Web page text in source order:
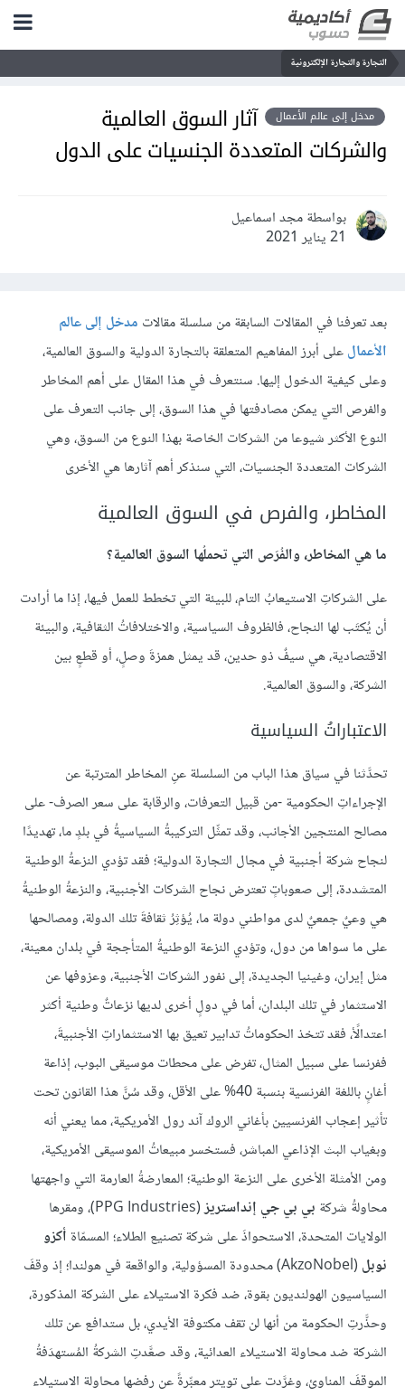
التجارة والتجارة الإلكترونية
مدخل إلى عالم الأعمال
آثار السوق العالمية
والشركات المتعددة الجنسيات على الدول
بواسطة مجد اسماعيل
21 يناير 2021
بعد تعرفنا في المقالات السابقة من سلسلة مقالات مدخل إلى عالم
الأعمالعلى أبرز المفاهيم المتعلقة بالتجارة الدولية والسوق العالمية،
وعلى كيفية الدخول إليها. سنتعرف في هذا المقال على أهم المخاطر
والفرص التي يمكن مصادفتها في هذا السوق، إلى جانب التعرف على
النوع الأكثر شيوعا من الشركات الخاصة بهذا النوع من السوق، وهي
الشركات المتعددة الجنسيات، التي سنذكر أهم آثارها هي الأخرى
المخاطر، والفرص في السوق العالمية
ما هي المخاطر، والفُرَص التي تحملُها السوق العالمية؟
على الشركاتِ الاستيعابُ التام، للبيئة التي تخطط للعمل فيها، إذا ما أرادت
أن يُكتَب لها النجاح، فالظروف السياسية، والاختلافاتُ الثقافية، والبيئة
الاقتصادية، هي سيفٌ ذو حدين، قد يمثل همزةَ وصلٍ، أو قطعٍ بين
الشركة، والسوق العالمية.
الاعتباراتُ السياسية
تحدَّثنا في سياق هذا الباب من السلسلة عنِ المخاطر المترتبة عن
الإجراءاتِ الحكومية -من قبيل التعرفات، والرقابة على سعر الصرف- على
مصالح المنتجين الأجانب، وقد تمثِّل التركيبةُ السياسيةُ في بلدٍ ما، تهديدًا
لنجاح شركة أجنبية في مجال التجارة الدولية؛ فقد تؤدي النزعةُ الوطنية
المتشددة، إلى صعوباتٍ تعترض نجاح الشركات الأجنبية، والنزعةُ الوطنيةُ
هي وعيٌ جمعيٌ لدى مواطني دولة ما، يُؤثِرُ ثقافةَ تلك الدولة، ومصالحها
على ما سواها من دول، وتؤدي النزعة الوطنيةُ المتأججة في بلدان معينة،
مثل إيران، وغينيا الجديدة، إلى نفور الشركات الأجنبية، وعزوفها عن
الاستثمار في تلك البلدان، أما في دولٍ أخرى لديها نزعاتٌ وطنية أكثر
اعتدالًأ، فقد تتخذ الحكوماتُ تدابير تعيق بها الاستثماراتِ الأجنبيةَ،
ففرنسا على سبيل المثال، تفرض على محطات موسيقى البوب، إذاعة
أغانٍ باللغة الفرنسية بنسبة 40% على الأقل، وقد سُنَّ هذا القانون تحت
تأثير إعجاب الفرنسيين بأغاني الروك آند رول الأمريكية، مما يعني أنه
وبغياب البث الإذاعي المباشر، فستخسر مبيعاتُ الموسيقى الأمريكية،
ومن الأمثلة الأخرى على النزعة الوطنية؛ المعارضةُ العارمة التي واجهتها
محاولةُ شركة بي بي جي إنداستريز
(PPG Industries)، ومقرها
الولايات المتحدة، الاستحواذَ على شركة تصنيع الطلاء؛ المسمّاة أكزو
نوبل
(AkzoNobel) محدودة المسؤولية، والواقعة في هولندا؛ إذ وقفَ
السياسيون الهولنديون بقوة، ضد فكرة الاستيلاء على الشركة المذكورة،
وحذَّرتِ الحكومة من أنها لن تقف مكتوفة الأيدي، بل ستدافع عن تلك
الشركة ضد محاولة الاستيلاء العدائية، وقد صعَّدتِ الشركةُ المُستهدَفةُ
الموقفَ المناوئ، وغرَّدت على تويتر معبِّرةً عن رفضها محاولة الاستيلاء